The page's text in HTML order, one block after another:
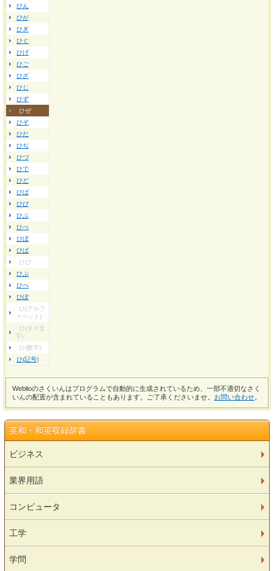
ひん
ひが
ひぎ
ひぐ
ひげ
ひご
ひざ
ひじ
ひず
ひぜ
ひぞ
ひだ
ひぢ
ひづ
ひで
ひど
ひば
ひび
ひぶ
ひべ
ひぼ
ひぱ
ひぴ
ひぷ
ひぺ
ひぽ
ひ(アルフ
ァベット)
ひ(タイ文
字)
ひ(数字)
ひ(記号)
Weblioのさくいんはプログラムで自動的に生成されているため、一部不適切なさく
いんの配置が含まれていることもあります。ご了承くださいませ。 お問い合わせ
英和・和英収録辞書
ビジネス
業界用語
コンピュータ
工学
学問